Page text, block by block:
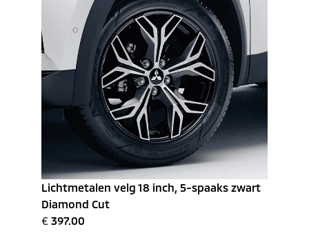
Lichtmetalen velg 18 inch, 5-spaaks zwart
Diamond Cut
€ 397.00